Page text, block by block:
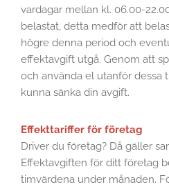
vardagar mellan kl. 06.00-
belastat, detta medför att
högre denna period och
effektavgift utgå. Genom att
och använda el utanför dessa
kunna sänka din avgift.
Effekttariffer för företag
Driver du företag? Då gäller
Effektavgiften för ditt företag
timvärdena under månaden.